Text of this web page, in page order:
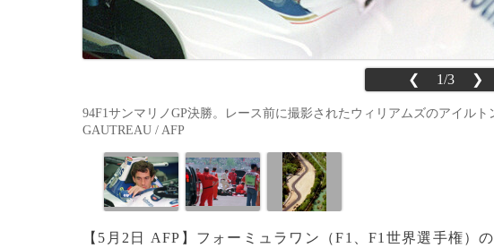
❮ 1/3 ❯
94F1サンマリノGP決勝。レース前に撮影されたウィリアムズのアイル
GAUTREAU / AFP
【5月2日 AFP】フォーミュラワン（F1、F1世界選手権）